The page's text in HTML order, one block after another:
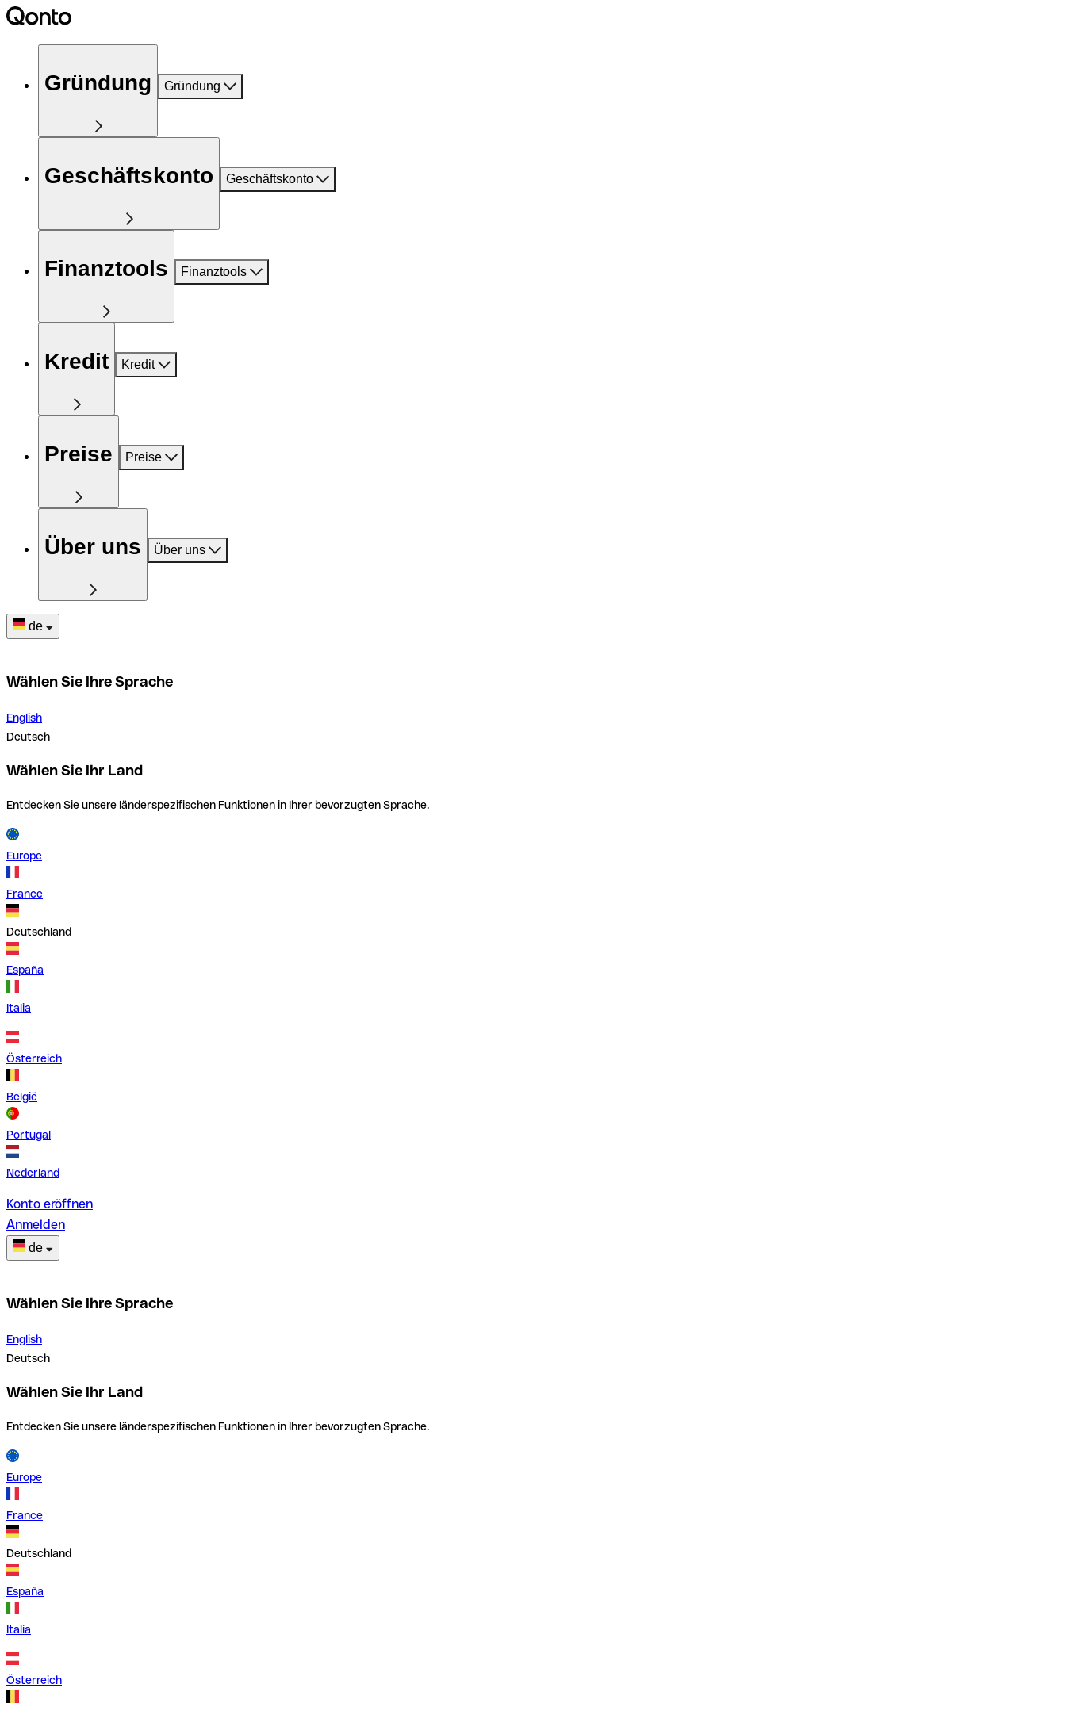
Gründung Gründung
Geschäftskonto Geschäftskonto
Finanztools Finanztools
Kredit Kredit
Preise Preise
Über uns Über uns
de
Wählen Sie Ihre Sprache
English
Deutsch
Wählen Sie Ihr Land
Entdecken Sie unsere länderspezifischen Funktionen in Ihrer bevorzugten Sprache.
Europe
France
Deutschland
España
Italia
Österreich
België
Portugal
Nederland
Konto eröffnen
Anmelden
de
Wählen Sie Ihre Sprache
English
Deutsch
Wählen Sie Ihr Land
Entdecken Sie unsere länderspezifischen Funktionen in Ihrer bevorzugten Sprache.
Europe
France
Deutschland
España
Italia
Österreich